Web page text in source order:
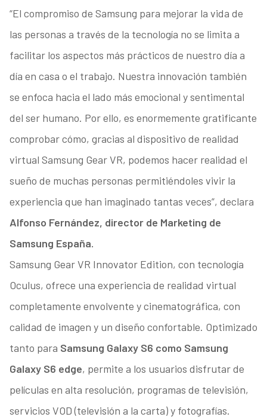
“El compromiso de Samsung para mejorar la vida de
las personas a través de la tecnología no se limita a
facilitar los aspectos más prácticos de nuestro día a
día en casa o el trabajo. Nuestra innovación también
se enfoca hacia el lado más emocional y sentimental
del ser humano. Por ello, es enormemente gratificante
comprobar cómo, gracias al dispositivo de realidad
virtual Samsung Gear VR, podemos hacer realidad el
sueño de muchas personas permitiéndoles vivir la
experiencia que han imaginado tantas veces”, declara
Alfonso Fernández, director de Marketing de
Samsung España.
Samsung Gear VR Innovator Edition, con tecnología
Oculus, ofrece una experiencia de realidad virtual
completamente envolvente y cinematográfica, con
calidad de imagen y un diseño confortable. Optimizado
tanto para Samsung Galaxy S6 como Samsung
Galaxy S6 edge, permite a los usuarios disfrutar de
películas en alta resolución, programas de televisión,
servicios VOD (televisión a la carta) y fotografías.